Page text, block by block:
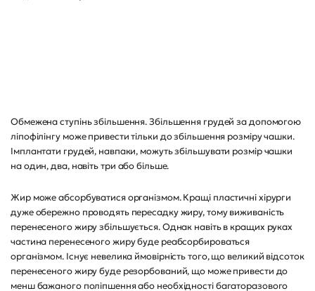
Обмежена ступінь збільшення. Збільшення грудей за допомогою
ліпофілінгу може привести тільки до збільшення розміру чашки.
Імплантати грудей, навпаки, можуть збільшувати розмір чашки
на один, два, навіть три або більше.
Жир може абсорбуватися організмом. Кращі пластичні хірурги
дуже обережно проводять пересадку жиру, тому виживаність
перенесеного жиру збільшується. Однак навіть в кращих руках
частина перенесеного жиру буде реабсорбироваться
організмом. Існує невелика ймовірність того, що великий відсоток
перенесеного жиру буде резорбований, що може привести до
менш бажаного поліпшення або необхідності багаторазового